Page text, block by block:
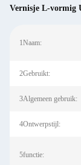
Vernisje L-vormig
1Naam:
2Gebruikt:
3Algemeen gebruik:
4Ontwerpstijl:
5functie: